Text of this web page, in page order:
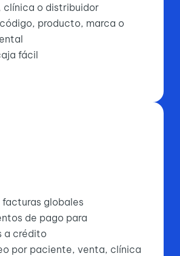
clínica o distribuidor
producto, marca o
fácil
facturas globales
de pago para
a crédito
por paciente, venta, clínica